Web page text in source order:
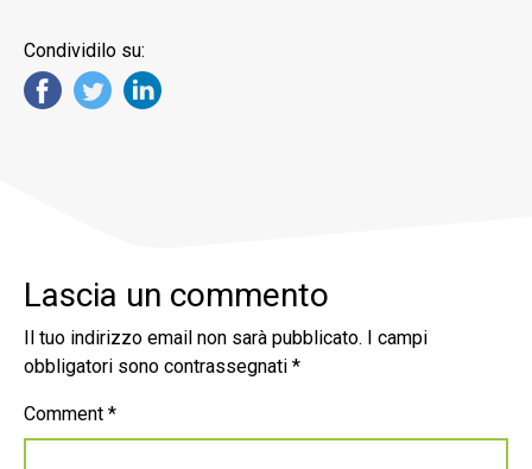
Condividilo su:
Lascia un commento
Il tuo indirizzo email non sarà pubblicato.
I campi
obbligatori sono contrassegnati *
Comment *